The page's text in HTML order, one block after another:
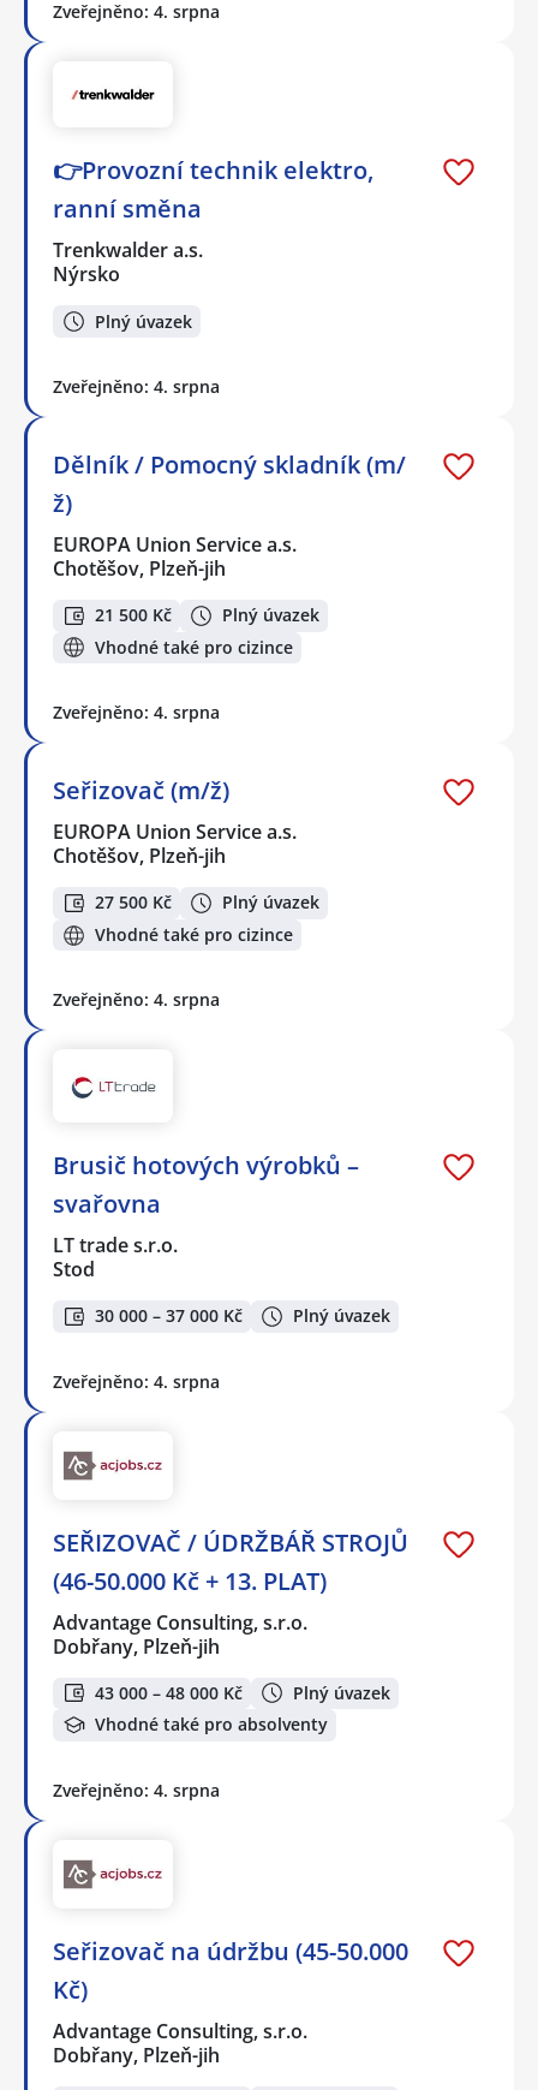
Zveřejněno: 4. srpna
👉Provozní technik elektro,
ranní směna
Trenkwalder a.s.
Nýrsko
Plný úvazek
Zveřejněno: 4. srpna
Dělník / Pomocný skladník (m/
ž)
EUROPA Union Service a.s.
Chotěšov, Plzeň-jih
21 500 Kč
Plný úvazek
Vhodné také pro cizince
Zveřejněno: 4. srpna
Seřizovač (m/ž)
EUROPA Union Service a.s.
Chotěšov, Plzeň-jih
27 500 Kč
Plný úvazek
Vhodné také pro cizince
Zveřejněno: 4. srpna
Brusič hotových výrobků –
svařovna
LT trade s.r.o.
Stod
30 000 – 37 000 Kč Plný úvazek
Zveřejněno: 4. srpna
SEŘIZOVAČ / ÚDRŽBÁŘ STROJŮ
(46-50.000 Kč + 13. PLAT)
Advantage Consulting, s.r.o.
Dobřany, Plzeň-jih
43 000 – 48 000 Kč
Plný úvazek
Vhodné také pro absolventy
Zveřejněno: 4. srpna
Seřizovač na údržbu (45-50.000
Kč)
Advantage Consulting, s.r.o.
Dobřany, Plzeň-jih